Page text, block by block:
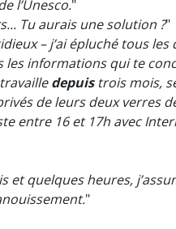
l’Unesco."
Tu aurais une solution ?"
– j’ai épluché tous
les informations qui te
depuistrois mois,
de leurs deux verres
entre 16 et 17h avec
quelques heures,
"